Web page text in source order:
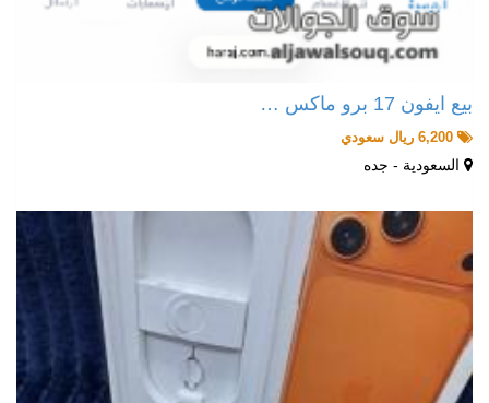
بيع ايفون 17 برو ماكس …
السعودية - جده